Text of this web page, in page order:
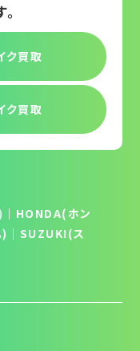
ク買取
ク買取
｜ HONDA(ホン
｜ SUZUKI(ス